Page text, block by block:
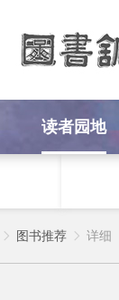
读者园地
 图书推荐  详细